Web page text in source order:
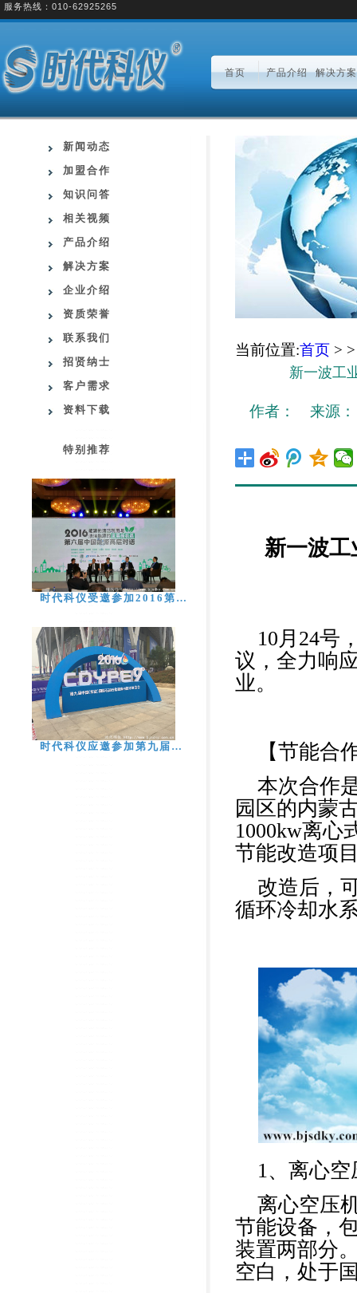
服务热线：010-62925265
首页 产品介绍 解决方案
新闻动态
加盟合作
知识问答
相关视频
产品介绍
解决方案
企业介绍
资质荣誉
联系我们
招贤纳士
客户需求
资料下载
特别推荐
时代科仪受邀参加2016第…
时代科仪应邀参加第九届…
当前位置:首页 >
新一波工
作者： 来源：
新一波
10月24号
议，全力响
业。
【节能合
本次合作
园区的内蒙
1000kw离心
节能改造项
改造后，
循环冷却水
1、离心
离心空压
节能设备，
装置两部分
空白，处于